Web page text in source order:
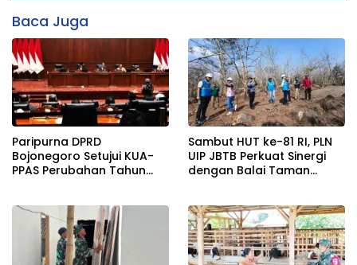
Baca Juga
Paripurna DPRD
Bojonegoro Setujui KUA-
PPAS Perubahan Tahun
Sambut HUT ke-81 RI, PLN
UIP JBTB Perkuat Sinergi
dengan Balai Taman
SUTET 500 kV Paiton–
Watudodol/Kalipuro